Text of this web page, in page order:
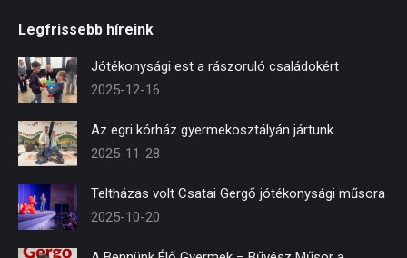
opens
in
new
window
opens
in
new
window
opens
new
Legfrissebb híreink
Jótékonysági est a rászoruló családokért
2025-12-16
Az egri kórház gyermekosztályán jártunk
2025-11-28
Teltházas volt Csatai Gergő jótékonysági műsora
2025-10-20